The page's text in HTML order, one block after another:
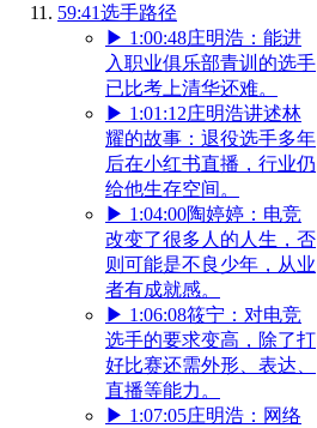
59:41选手路径
▶ 1:00:48庄明浩：能进
入职业俱乐部青训的选手
已比考上清华还难。
▶ 1:01:12庄明浩讲述林
耀的故事：退役选手多年
后在小红书直播，行业仍
给他生存空间。
▶ 1:04:00陶婷婷：电竞
改变了很多人的人生，否
则可能是不良少年，从业
者有成就感。
▶ 1:06:08筱宁：对电竞
选手的要求变高，除了打
好比赛还需外形、表达、
直播等能力。
▶ 1:07:05庄明浩：网络